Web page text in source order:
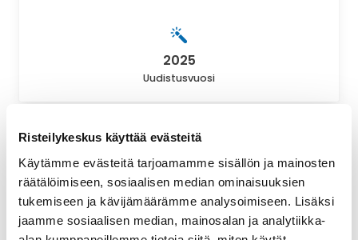
Risteilykeskus käyttää evästeitä
Käytämme evästeitä tarjoamamme sisällön ja mainosten
räätälöimiseen, sosiaalisen median ominaisuuksien
tukemiseen ja kävijämäärämme analysoimiseen. Lisäksi
jaamme sosiaalisen median, mainosalan ja analytiikka-
2025
Uudistusvuosi